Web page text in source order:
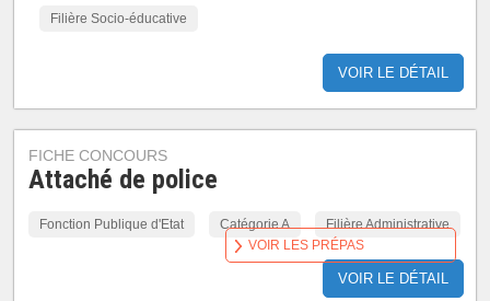
Filière Socio-éducative
VOIR LE DÉTAIL
FICHE CONCOURS
Attaché de police
Fonction Publique d'Etat Catégorie A Filière Administrative
VOIR LE DÉTAIL
VOIR LES PRÉPAS